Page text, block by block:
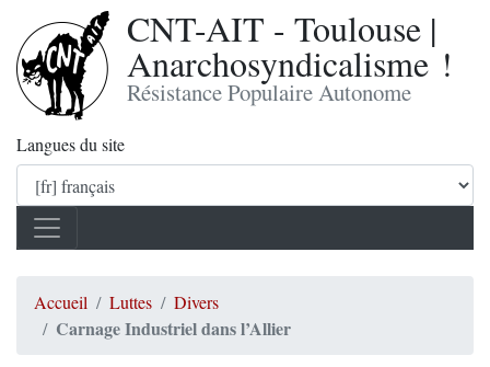
CNT-AIT - Toulouse |
Anarchosyndicalisme !
Résistance Populaire Autonome
Langues du site
Accueil Luttes Divers
Carnage Industriel dans l’Allier